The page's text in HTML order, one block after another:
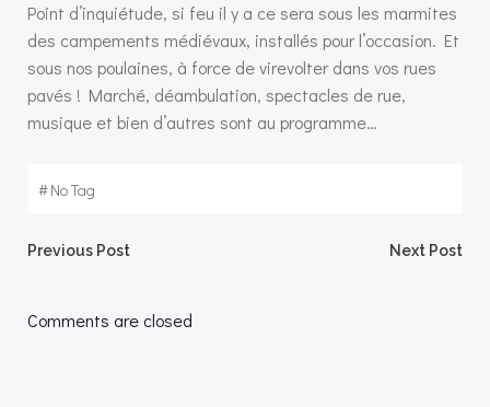
Point d’inquiétude, si feu il y a ce sera sous les marmites
des campements médiévaux, installés pour l’occasion. Et
sous nos poulaines, à force de virevolter dans vos rues
pavés ! Marché, déambulation, spectacles de rue,
musique et bien d’autres sont au programme…
#No Tag
Navigation
de
Previous Post
Navigation
Next Post
Comments are closed